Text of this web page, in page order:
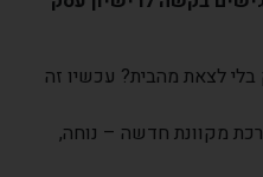
לצאת מהבית? עכשיו זה
מקוונת חדשה – נוחה,